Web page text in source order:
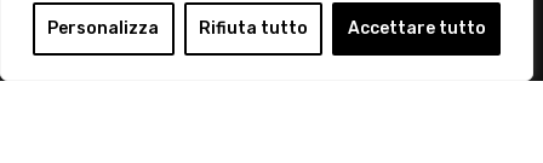
Personalizza Rifiuta tutto Accettare tutto
Login
Diventa Socio